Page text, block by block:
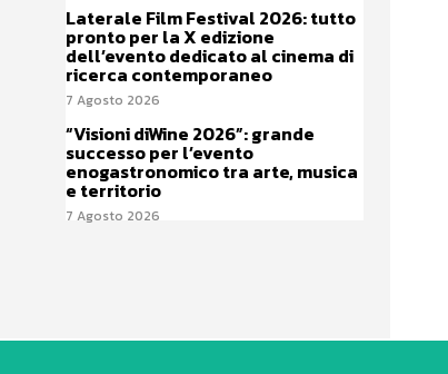
Laterale Film Festival 2026: tutto
pronto per la X edizione
dell’evento dedicato al cinema di
ricerca contemporaneo
7 Agosto 2026
“Visioni diWine 2026”: grande
successo per l’evento
enogastronomico tra arte, musica
e territorio
7 Agosto 2026